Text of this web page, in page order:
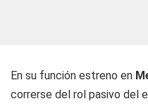
En su función estreno en
correrse del rol pasivo del